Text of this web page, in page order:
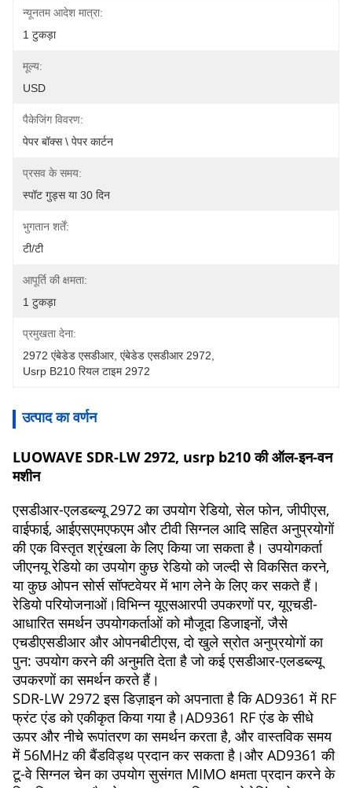
न्यूनतम आदेश मात्रा:
1 टुकड़ा
मूल्य:
USD
पैकेजिंग विवरण:
पेपर बॉक्स \ पेपर कार्टन
प्रसव के समय:
स्पॉट गुड्स या 30 दिन
भुगतान शर्तें:
टी/टी
आपूर्ति की क्षमता:
1 टुकड़ा
प्रमुखता देना:
2972 एंबेडेड एसडीआर, एंबेडेड एसडीआर 2972
Usrp B210 रियल टाइम 2972
उत्पाद का वर्णन
LUOWAVE SDR-LW 2972, usrp b210 की ऑल-इन-वन
मशीन
एसडीआर-एलडब्ल्यू 2972 ​​का उपयोग रेडियो, सेल फोन, जीपीएस,
वाईफाई, आईएसएमएफएम और टीवी सिग्नल आदि सहित अनुप्रयोगों
की एक विस्तृत श्रृंखला के लिए किया जा सकता है। उपयोगकर्ता
जीएनयू रेडियो का उपयोग कुछ रेडियो को जल्दी से विकसित करने,
या कुछ ओपन सोर्स सॉफ्टवेयर में भाग लेने के लिए कर सकते हैं।
रेडियो परियोजनाओं।विभिन्न यूएसआरपी उपकरणों पर, यूएचडी-
आधारित समर्थन उपयोगकर्ताओं को मौजूदा डिजाइनों, जैसे
एचडीएसडीआर और ओपनबीटीएस, दो खुले स्रोत अनुप्रयोगों का
पुन: उपयोग करने की अनुमति देता है जो कई एसडीआर-एलडब्ल्यू
उपकरणों का समर्थन करते हैं।
SDR-LW 2972 ​​इस डिज़ाइन को अपनाता है कि AD9361 में RF
फ्रंट एंड को एकीकृत किया गया है।AD9361 RF एंड के सीधे
ऊपर और नीचे रूपांतरण का समर्थन करता है, और वास्तविक समय
में 56MHz की बैंडविड्थ प्रदान कर सकता है।और AD9361 की
टू-वे सिग्नल चेन का उपयोग सुसंगत MIMO क्षमता प्रदान करने के